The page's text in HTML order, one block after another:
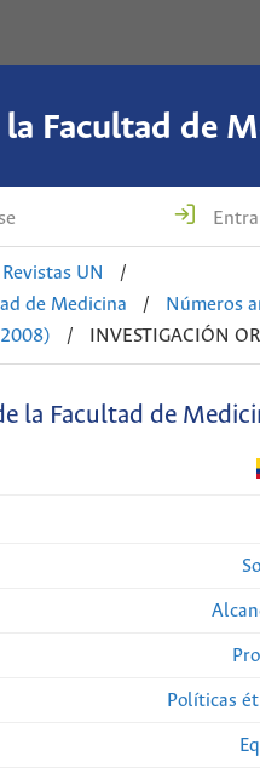
la Facultad de
UN
/
de Medicina
/
Números
/ INVESTIGACIÓN
la Facultad de
Políticas